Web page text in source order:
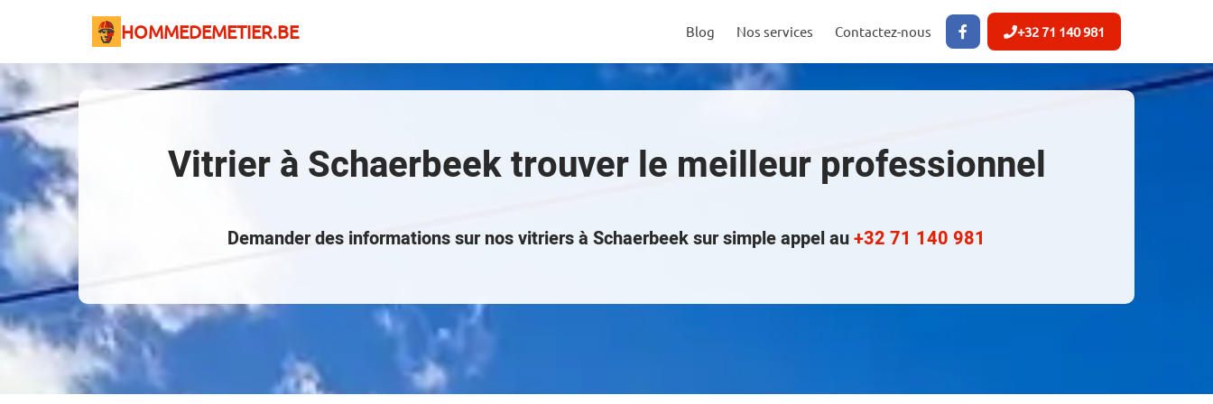
HOMMEDEMETIER.BE Blog Nos services Contactez-nous +32 71 140 981
Vitrier à Schaerbeek trouver le meilleur professionnel
Demander des informations sur nos vitriers à Schaerbeek sur simple appel au+32 71 140 981